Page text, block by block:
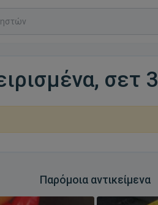
σετ 3
Παρόμοια αντικείμενα